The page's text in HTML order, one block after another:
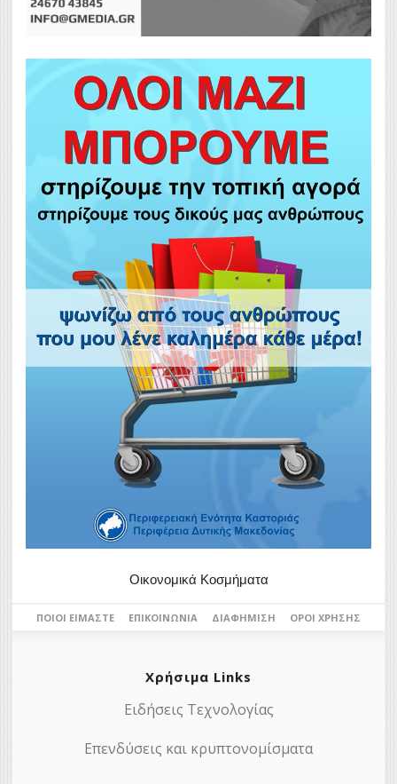
Οικονομικά Κοσμήματα
ΠΟΙΟΙ ΕΊΜΑΣΤΕ ΕΠΙΚΟΙΝΩΝΊΑ ΔΙΑΦΉΜΙΣΗ ΌΡΟΙ ΧΡΉΣΗΣ
Χρήσιμα Links
Ειδήσεις Τεχνολογίας
Επενδύσεις και κρυπτονομίσματα